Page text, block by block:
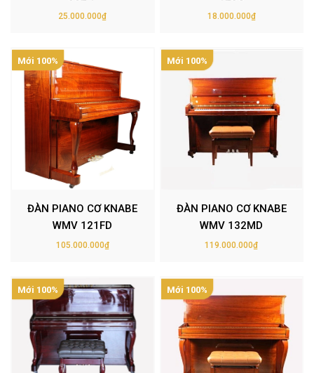
25.000.000₫ 18.000.000₫
Mới 100%
ĐÀN PIANO CƠ KNABE
WMV 121FD
105.000.000₫
Mới 100%
ĐÀN PIANO CƠ KNABE
WMV 132MD
119.000.000₫
Mới 100% Mới 100%